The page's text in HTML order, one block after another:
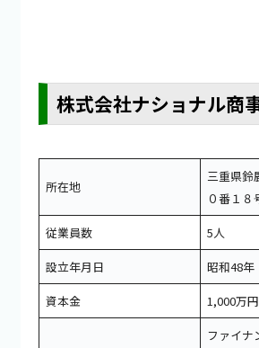
株式会社ナショナル商
所在地
三重県鈴
０番１８
従業員数
5人
設立年月日
昭和48年
資本金
1,000万円
ファイナ